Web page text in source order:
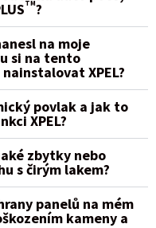
TM?
na moje
si na tento
XPEL?
povlak a jak to
XPEL?
zbytky nebo
s čirým lakem?
panelů na mém
kameny a